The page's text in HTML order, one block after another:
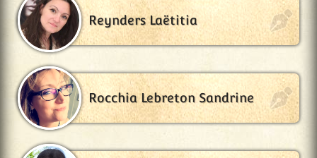
Reynders Laëtitia
Rocchia Lebreton Sandrine